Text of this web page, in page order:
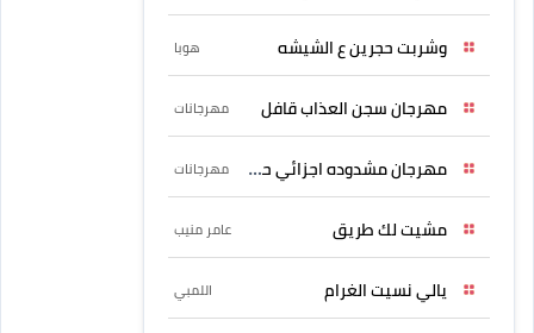
وشربت حجرين ع الشيشه هوبا
مهرجان سجن العذاب قافل مهرجانات
مهرجان مشدوده اجزائي حربونى مهرجانات
مشيت لك طريق عامر منيب
يالي نسيت الغرام اللمبي